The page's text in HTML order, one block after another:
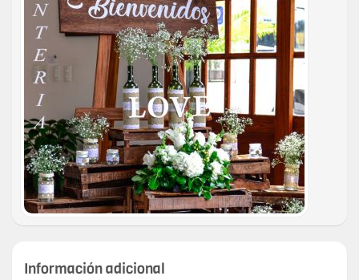
Información adicional